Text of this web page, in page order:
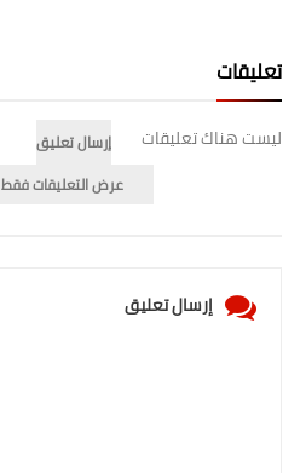
تعليقات
ليست هناك تعليقات
إرسال تعليق
عرض التعليقات فقط
إرسال تعليق